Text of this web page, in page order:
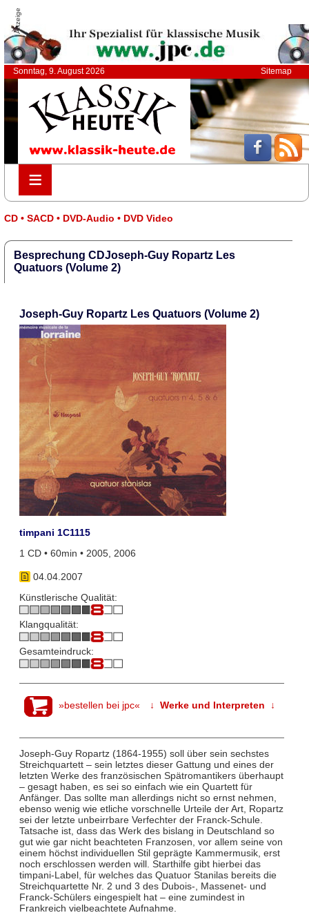
Anzeige
Sonntag, 9. August 2026 Sitemap
≡
≡
CD • SACD • DVD-Audio • DVD Video
Besprechung CDJoseph-Guy Ropartz Les
Quatuors (Volume 2)
Joseph-Guy Ropartz Les Quatuors (Volume 2)
timpani 1C1115
1 CD • 60min • 2005, 2006
04.04.2007
Künstlerische Qualität:
Klangqualität:
Gesamteindruck:
»bestellen bei jpc« ↓ Werke und Interpreten ↓
Joseph-Guy Ropartz (1864-1955) soll über sein sechstes
Streichquartett – sein letztes dieser Gattung und eines der
letzten Werke des französischen Spätromantikers überhaupt
– gesagt haben, es sei so einfach wie ein Quartett für
Anfänger. Das sollte man allerdings nicht so ernst nehmen,
ebenso wenig wie etliche vorschnelle Urteile der Art, Ropartz
sei der letzte unbeirrbare Verfechter der Franck-Schule.
Tatsache ist, dass das Werk des bislang in Deutschland so
gut wie gar nicht beachteten Franzosen, vor allem seine von
einem höchst individuellen Stil geprägte Kammermusik, erst
noch erschlossen werden will. Starthilfe gibt hierbei das
timpani-Label, für welches das Quatuor Stanilas bereits die
Streichquartette Nr. 2 und 3 des Dubois-, Massenet- und
Franck-Schülers eingespielt hat – eine zumindest in
Frankreich vielbeachtete Aufnahme.